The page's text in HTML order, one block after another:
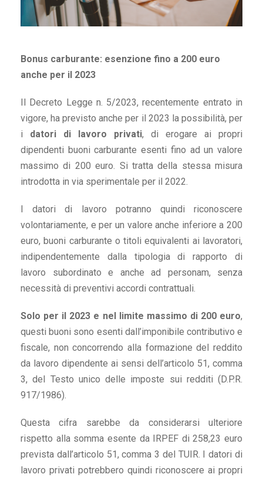
Bonus carburante: esenzione fino a 200 euro
anche per il 2023
Il Decreto Legge n. 5/2023, recentemente entrato in
vigore, ha previsto anche per il 2023 la possibilità, per
i datori di lavoro privati, di erogare ai propri
dipendenti buoni carburante esenti fino ad un valore
massimo di 200 euro. Si tratta della stessa misura
introdotta in via sperimentale per il 2022.
I datori di lavoro potranno quindi riconoscere
volontariamente, e per un valore anche inferiore a 200
euro, buoni carburante o titoli equivalenti ai lavoratori,
indipendentemente dalla tipologia di rapporto di
lavoro subordinato e anche ad personam, senza
necessità di preventivi accordi contrattuali.
Solo per il 2023 e nel limite massimo di 200 euro,
questi buoni sono esenti dall’imponibile contributivo e
fiscale, non concorrendo alla formazione del reddito
da lavoro dipendente ai sensi dell’articolo 51, comma
3, del Testo unico delle imposte sui redditi (D.P.R.
917/1986).
Questa cifra sarebbe da considerarsi ulteriore
rispetto alla somma esente da IRPEF di 258,23 euro
prevista dall’articolo 51, comma 3 del TUIR. I datori di
lavoro privati potrebbero quindi riconoscere ai propri